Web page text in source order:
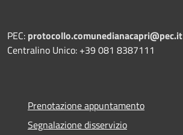
PEC: protocollo.comunedianacapri@pec.it
Centralino Unico: +39 081 8387111
Prenotazione appuntamento
Segnalazione disservizio